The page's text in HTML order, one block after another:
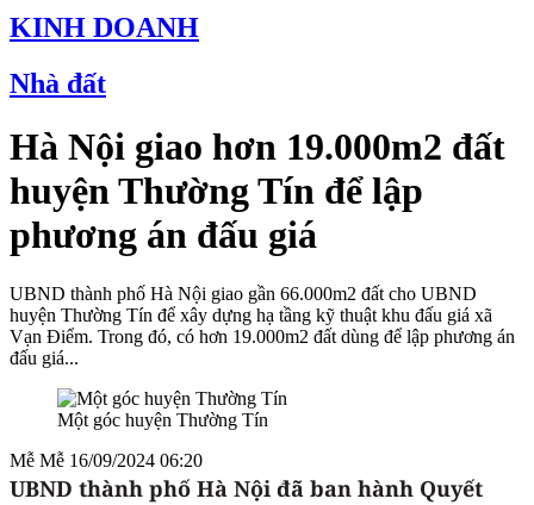
KINH DOANH
Nhà đất
Hà Nội giao hơn 19.000m2 đất
huyện Thường Tín để lập
phương án đấu giá
UBND thành phố Hà Nội giao gần 66.000m2 đất cho UBND
huyện Thường Tín để xây dựng hạ tầng kỹ thuật khu đấu giá xã
Vạn Điểm. Trong đó, có hơn 19.000m2 đất dùng để lập phương án
đấu giá...
Một góc huyện Thường Tín
Mễ Mễ 16/09/2024 06:20
UBND thành phố Hà Nội đã ban hành Quyết